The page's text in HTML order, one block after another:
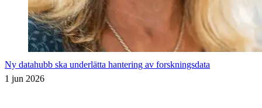
Ny datahubb ska underlätta hantering av forskningsdata
1 jun 2026